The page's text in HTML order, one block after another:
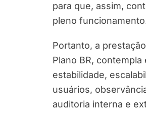
para que, assim,
pleno
Portanto, a
Plano BR,
estabilidade,
usuários,
auditoria interna e